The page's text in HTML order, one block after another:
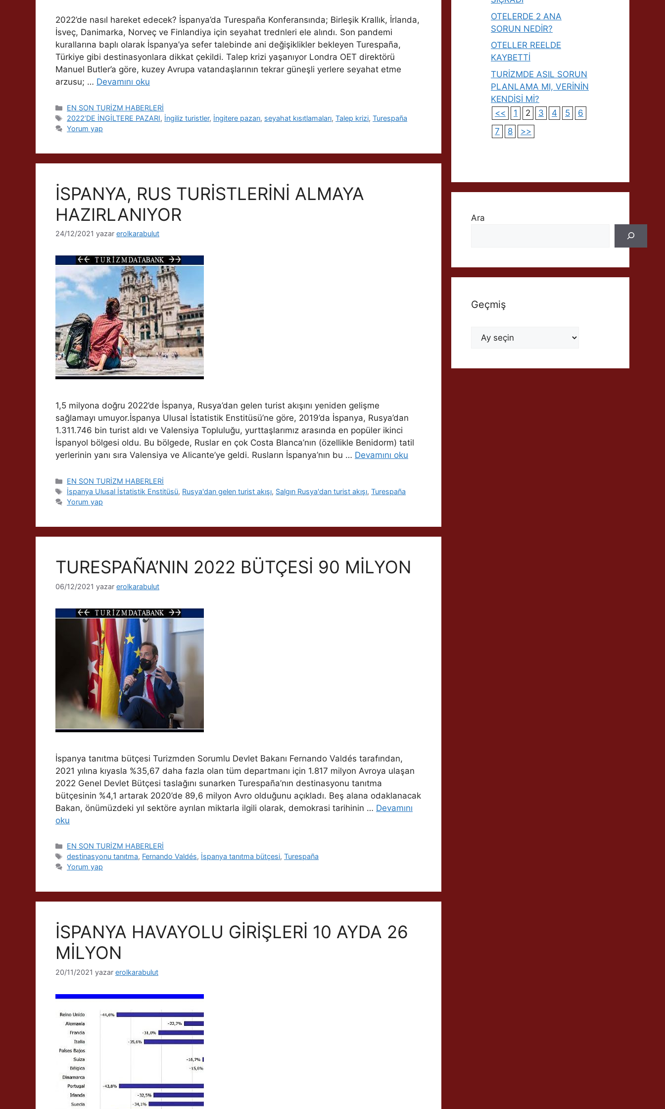
2022’de nasıl hareket edecek? İspanya’da Turespaña Konferansında; Birleşik Krallık, İrlanda,
İsveç, Danimarka, Norveç ve Finlandiya için seyahat trednleri ele alındı. Son pandemi
kurallarına baplı olarak İspanya’ya sefer talebinde ani değişiklikler bekleyen Turespaña,
Türkiye gibi destinasyonlara dikkat çekildi. Talep krizi yaşanıyor Londra OET direktörü
Manuel Butler’a göre, kuzey Avrupa vatandaşlarının tekrar güneşli yerlere seyahat etme
arzusu; … Devamını oku
Kategoriler
EN SON TURİZM HABERLERİ
Etiketler
2022’DE İNGİLTERE PAZARI, İngiliz turistler, İngitere pazarı, seyahat kısıtlamaları,Talep krizi,Turespaña
Yorum yap
İSPANYA, RUS TURİSTLERİNİ ALMAYA
HAZIRLANIYOR
24/12/2021 yazar erolkarabulut
1,5 milyona doğru 2022’de İspanya, Rusya’dan gelen turist akışını yeniden gelişme
sağlamayı umuyor.İspanya Ulusal İstatistik Enstitüsü’ne göre, 2019’da İspanya, Rusya’dan
1.311.746 bin turist aldı ve Valensiya Topluluğu, yurttaşlarımız arasında en popüler ikinci
İspanyol bölgesi oldu. Bu bölgede, Ruslar en çok Costa Blanca’nın (özellikle Benidorm) tatil
yerlerinin yanı sıra Valensiya ve Alicante’ye geldi. Rusların İspanya’nın bu … Devamını oku
Kategoriler
EN SON TURİZM HABERLERİ
Etiketler
İspanya Ulusal İstatistik Enstitüsü, Rusya'dan gelen turist akışı, Salgın Rusya'dan turist akışı,Turespaña
Yorum yap
TURESPAÑA’NIN 2022 BÜTÇESİ 90 MİLYON
06/12/2021 yazar erolkarabulut
İspanya tanıtma bütçesi Turizmden Sorumlu Devlet Bakanı Fernando Valdés tarafından,
2021 yılına kıyasla %35,67 daha fazla olan tüm departmanı için 1.817 milyon Avroya ulaşan
2022 Genel Devlet Bütçesi taslağını sunarken Turespaña’nın destinasyonu tanıtma
bütçesinin %4,1 artarak 2020’de 89,6 milyon Avro olduğunu açıkladı. Beş alana odaklanacak
Bakan, önümüzdeki yıl sektöre ayrılan miktarla ilgili olarak, demokrasi tarihinin … Devamını
oku
Kategoriler
EN SON TURİZM HABERLERİ
Etiketler
destinasyonu tanıtma, Fernando Valdés, İspanya tanıtma bütçesi,Turespaña
Yorum yap
İSPANYA HAVAYOLU GİRİŞLERİ 10 AYDA 26
MİLYON
20/11/2021 yazar erolkarabulut
OTELERDE 2 ANA
SORUN NEDİR?
OTELLER REELDE
KAYBETTİ
TURİZMDE ASIL SORUN
PLANLAMA MI, VERİNİN
KENDİSİ Mİ?
<<
1 2 3 4 5
6
7
8 >>
Ara
Geçmiş
Geçmiş